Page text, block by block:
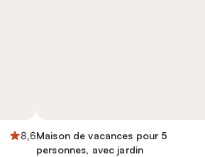
8,6Maison de vacances pour 5
personnes, avec jardin